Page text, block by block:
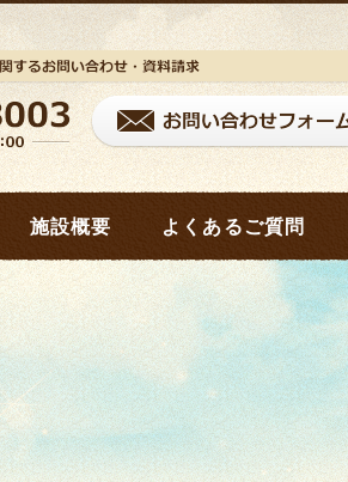
施設概要 よくあるご質問